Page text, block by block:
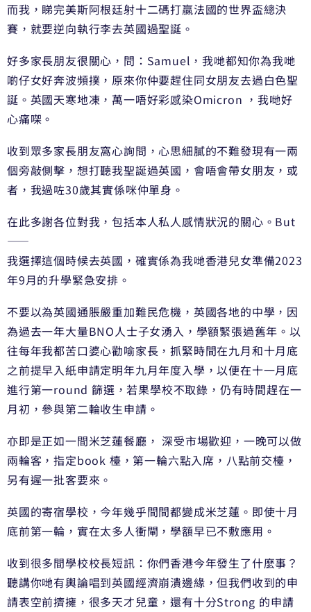
而我，睇完美斯阿根廷射十二碼打贏法國的世界盃總決
賽，就要逆向執行李去英國過聖誕。
好多家長朋友很關心，問：Samuel，我哋都知你為我哋
啲仔女好奔波頻撲，原來你仲要趕住同女朋友去過白色聖
誕。英國天寒地凍，萬一唔好彩感染Omicron ，我哋好
心痛㗎。
收到眾多家長朋友窩心詢問，心思細膩的不難發現有一兩
個旁敲側擊，想打聽我聖誕過英國，會唔會帶女朋友，或
者，我過咗30歲其實係咪仲單身。
在此多謝各位對我，包括本人私人感情狀況的關心。But
——
我選擇這個時候去英國，確實係為我哋香港兒女準備2023
年9月的升學緊急安排。
不要以為英國通脹嚴重加難民危機，英國各地的中學，因
為過去一年大量BNO人士子女湧入，學額緊張過舊年。以
往每年我都苦口婆心勸喻家長，抓緊時間在九月和十月底
之前提早入紙申請定明年九月年度入學，以便在十一月底
進行第一round 篩選，若果學校不取錄，仍有時間趕在一
月初，參與第二輪收生申請。
亦即是正如一間米芝蓮餐廳， 深受市場歡迎，一晚可以做
兩輪客，指定book 檯，第一輪六點入席，八點前交檯，
另有遲一批客要來。
英國的寄宿學校，今年幾乎間間都變成米芝蓮。即使十月
底前第一輪，實在太多人衝閘，學額早已不敷應用。
收到很多間學校校長短訊：你們香港今年發生了什麼事？
聽講你哋有輿論唱到英國經濟崩潰邊緣，但我們收到的申
請表空前擠擁，很多天才兒童，還有十分Strong 的申請